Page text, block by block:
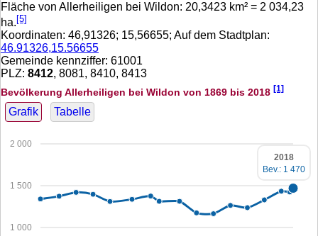
Fläche von Allerheiligen bei Wildon: 20,3423 km² = 2 034,23
ha. [5]
Koordinaten: 46,91326; 15,56655; Auf dem Stadtplan:
46.91326,15.56655
Gemeinde kennziffer: 61001
PLZ: 8412, 8081, 8410, 8413
Bevölkerung Allerheiligen bei Wildon von 1869 bis 2018 [1]
Grafik Tabelle
1 000
1 500
2 000
2018
Bev.: 1 470